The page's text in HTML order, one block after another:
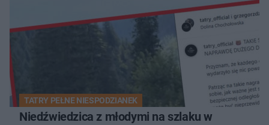
TATRY PEŁNE NIESPODZIANEK
Niedźwiedzica z młodymi na szlaku w